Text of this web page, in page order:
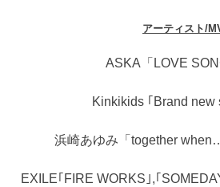
アーティスト/
ASKA「LOVE
Kinkikids ｢Brand new
浜崎あゆみ「together
EXILE｢FIRE WORKS｣,｢